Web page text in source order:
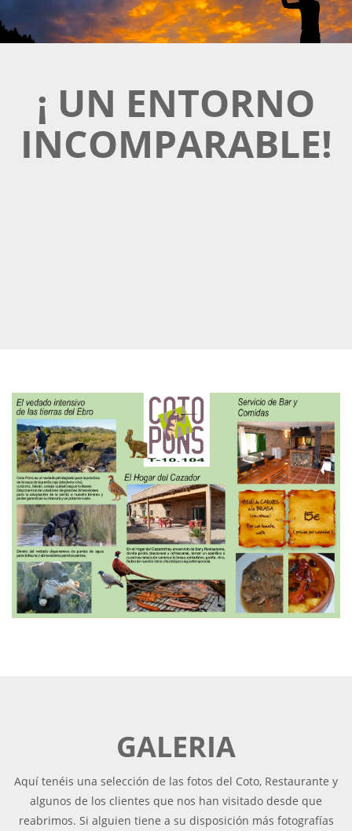
¡ UN ENTORNO
INCOMPARABLE!
GALERIA
Aquí tenéis una selección de las fotos del Coto, Restaurante y
algunos de los clientes que nos han visitado desde que
reabrimos. Si alguien tiene a su disposición más fotografías